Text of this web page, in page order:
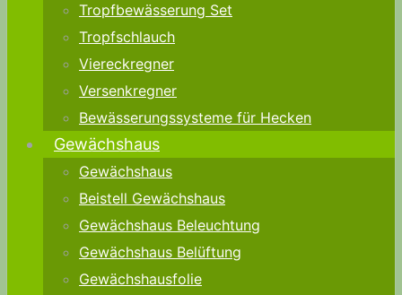
Tropfbewässerung Set
Tropfschlauch
Viereckregner
Versenkregner
Bewässerungssysteme für Hecken
Gewächshaus
Gewächshaus
Beistell Gewächshaus
Gewächshaus Beleuchtung
Gewächshaus Belüftung
Gewächshausfolie